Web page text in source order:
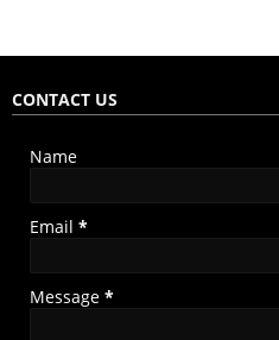
CONTACT US
Name
Email *
Message *